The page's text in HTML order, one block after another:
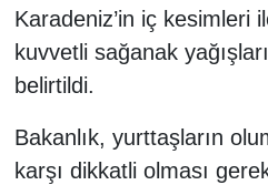
Karadeniz’in iç kesimleri
kuvvetli sağanak
belirtildi.
Bakanlık, yurttaşların
karşı dikkatli olması